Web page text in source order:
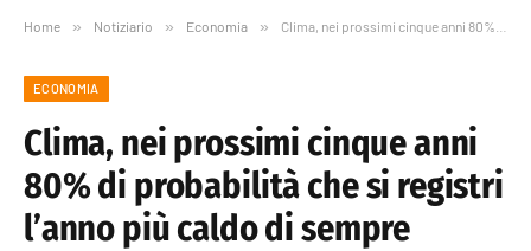
Home » Notiziario » Economia » Clima, nei prossimi cinque anni 80% di probabilità che si registri l’anno più caldo di sempre
ECONOMIA
Clima, nei prossimi cinque anni
80% di probabilità che si registri
l’anno più caldo di sempre